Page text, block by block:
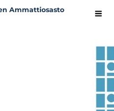
Ammattiosasto